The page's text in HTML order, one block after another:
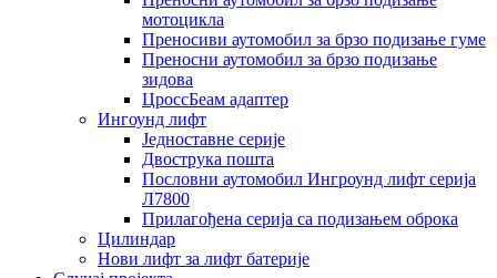
мотоцикла
Преносиви аутомобил за брзо подизање гуме
Преносни аутомобил за брзо подизање
зидова
ЦроссБеам адаптер
Ингоунд лифт
Једноставне серије
Двострука пошта
Пословни аутомобил Ингроунд лифт серија
Л7800
Прилагођена серија са подизањем оброка
Цилиндар
Нови лифт за лифт батерије